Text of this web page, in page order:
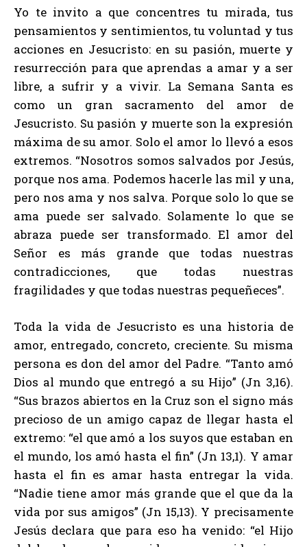
Yo te invito a que concentres tu mirada, tus
pensamientos y sentimientos, tu voluntad y tus
acciones en Jesucristo: en su pasión, muerte y
resurrección para que aprendas a amar y a ser
libre, a sufrir y a vivir. La Semana Santa es
como un gran sacramento del amor de
Jesucristo. Su pasión y muerte son la expresión
máxima de su amor. Solo el amor lo llevó a esos
extremos. “Nosotros somos salvados por Jesús,
porque nos ama. Podemos hacerle las mil y una,
pero nos ama y nos salva. Porque solo lo que se
ama puede ser salvado. Solamente lo que se
abraza puede ser transformado. El amor del
Señor es más grande que todas nuestras
contradicciones, que todas nuestras
fragilidades y que todas nuestras pequeñeces”.
Toda la vida de Jesucristo es una historia de
amor, entregado, concreto, creciente. Su misma
persona es don del amor del Padre. “Tanto amó
Dios al mundo que entregó a su Hijo” (Jn 3,16).
“Sus brazos abiertos en la Cruz son el signo más
precioso de un amigo capaz de llegar hasta el
extremo: “el que amó a los suyos que estaban en
el mundo, los amó hasta el fin” (Jn 13,1). Y amar
hasta el fin es amar hasta entregar la vida.
“Nadie tiene amor más grande que el que da la
vida por sus amigos” (Jn 15,13). Y precisamente
Jesús declara que para eso ha venido: “el Hijo